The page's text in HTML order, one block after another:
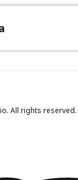
ideal
quemadas
All rights reserved.